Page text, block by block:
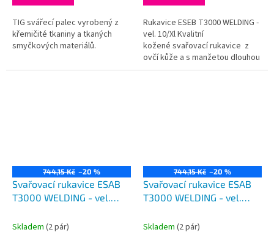
TIG svářecí palec vyrobený z
křemičité tkaniny a tkaných
smyčkových materiálů.
Rukavice ESEB T3000 WELDING -
vel. 10/Xl Kvalitní
kožené svařovací rukavice z
ovčí kůže a s manžetou dlouhou
105 mm Cena za pár
744,15 Kč –20 %
Svařovací rukavice ESAB
T3000 WELDING - vel.
Skladem (2 pár)
744,15 Kč –20 %
Svařovací rukavice ESAB
T3000 WELDING - vel.
Skladem (2 pár)